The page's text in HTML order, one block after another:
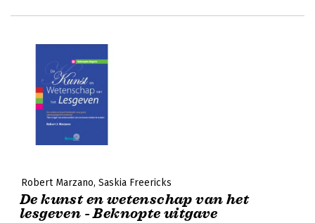
Robert Marzano Saskia Freericks
De kunst en wetenschap van het
lesgeven - Beknopte uitgave